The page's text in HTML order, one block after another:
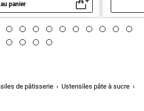
panier
Aperçu rapide
de pâtisserie Ustensiles pâte à sucre